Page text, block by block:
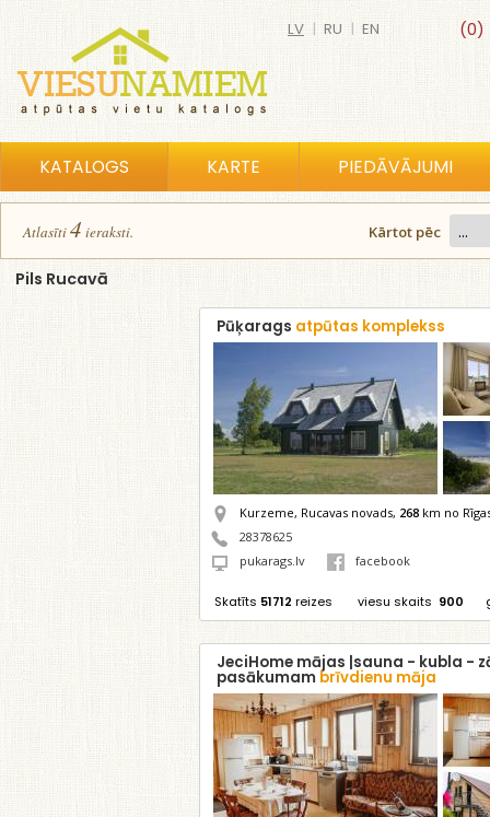
(0)
LV | RU | EN
KATALOGS KARTE PIEDĀVĀJUMI
Atlasīti4 ieraksti. Kārtot pēc
Pils Rucavā
Pūķarags atpūtas komplekss
Kurzeme, Rucavas novads, 268 km no
28378625
pukarags.lv
facebook
Skatīts 51712 reizes viesu skaits 900
JeciHome mājas |sauna - kubla -
pasākumam brīvdienu māja